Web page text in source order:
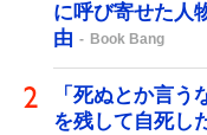
に呼び寄せた人
由
Book Bang
「死ぬとか言
を残して自死し